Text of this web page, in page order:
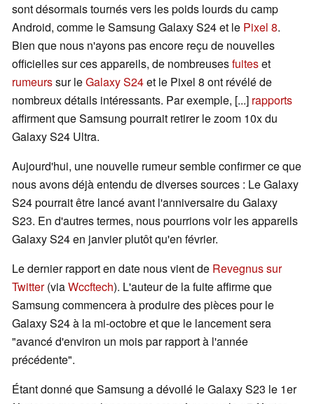
sont désormais tournés vers les poids lourds du camp
Android, comme le Samsung Galaxy S24 et le Pixel 8.
Bien que nous n'ayons pas encore reçu de nouvelles
officielles sur ces appareils, de nombreusesfuiteset
rumeurssur leGalaxy S24et le Pixel 8 ont révélé de
nombreux détails intéressants. Par exemple, [...] rapports
affirment que Samsung pourrait retirer le zoom 10x du
Galaxy S24 Ultra.
Aujourd'hui, une nouvelle rumeur semble confirmer ce que
nous avons déjà entendu de diverses sources : Le Galaxy
S24 pourrait être lancé avant l'anniversaire du Galaxy
S23. En d'autres termes, nous pourrions voir les appareils
Galaxy S24 en janvier plutôt qu'en février.
Le dernier rapport en date nous vient de Revegnus sur
Twitter(viaWccftech). L'auteur de la fuite affirme que
Samsung commencera à produire des pièces pour le
Galaxy S24 à la mi-octobre et que le lancement sera
"avancé d'environ un mois par rapport à l'année
précédente".
Étant donné que Samsung a dévoilé le Galaxy S23 le 1er